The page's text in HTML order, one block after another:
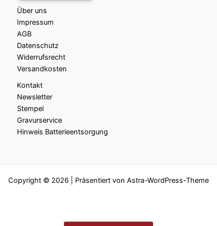
Über uns
Impressum
AGB
Datenschutz
Widerrufsrecht
Versandkosten
Kontakt
Newsletter
Stempel
Gravurservice
Hinweis Batterieentsorgung
Copyright © 2026 | Präsentiert von Astra-WordPress-Theme